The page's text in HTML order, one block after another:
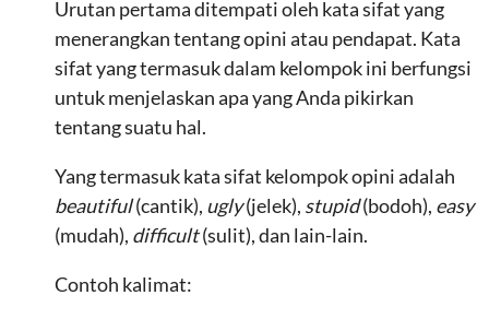
Urutan pertama ditempati oleh kata sifat yang
menerangkan tentang opini atau pendapat. Kata
sifat yang termasuk dalam kelompok ini berfungsi
untuk menjelaskan apa yang Anda pikirkan
tentang suatu hal.
Yang termasuk kata sifat kelompok opini adalah
beautiful(cantik), ugly(jelek), stupid(bodoh), easy
(mudah), difficult(sulit), dan lain-lain.
Contoh kalimat: